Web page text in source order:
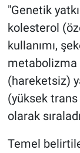
"Genetik
kolesterol
kullanımı,
metabolizma
(hareketsiz)
(yüksek
olarak
Temel